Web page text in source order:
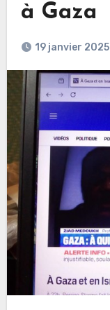
à Gaza
19 janvier 2025